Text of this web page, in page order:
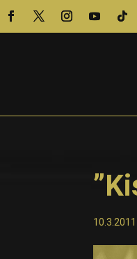
10.3.2011